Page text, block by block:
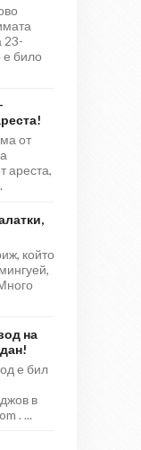
23-
било
от
ареста,
който
на
е бил
в
. ...